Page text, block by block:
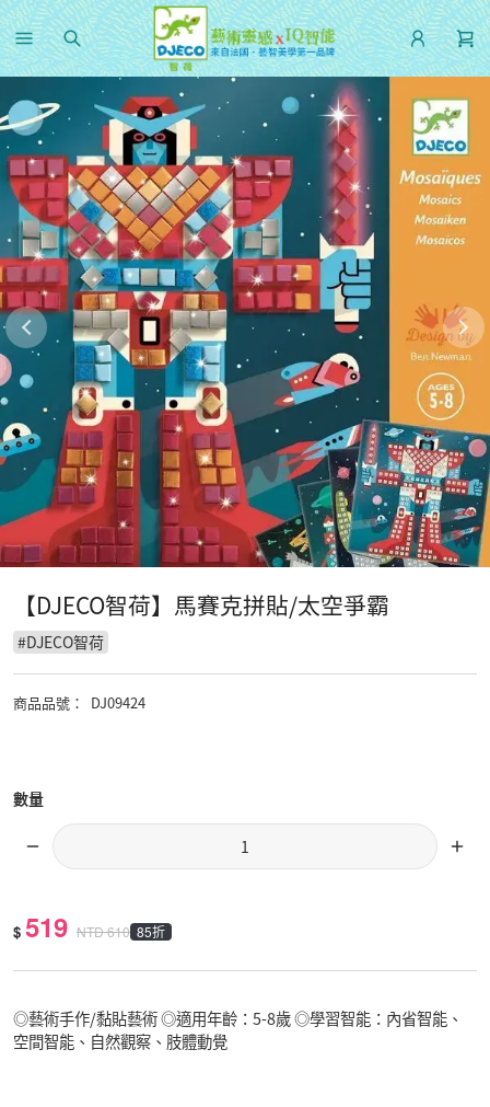
【DJECO智荷】馬賽克拼貼/太空爭霸
#DJECO智荷
商品品號 ： DJ09424
數量
$ 519 NTD610 85折
◎藝術手作/黏貼藝術 ◎適用年齡：5-8歲 ◎學習智能：內省智能、
空間智能、自然觀察、肢體動覺